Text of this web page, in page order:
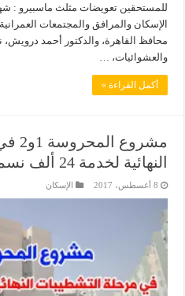
للمستحقين​ تعويضات مثلث ماسبيرو :
الإسكان والمرافق والمجتمعات
محافظ القاهرة، والدكتور أحمد
والعشوائيات، …
أكمل القراءة »
النهائية لخدمة 24 ألف نسمة
8 أغسطس، 2017 الإسكان